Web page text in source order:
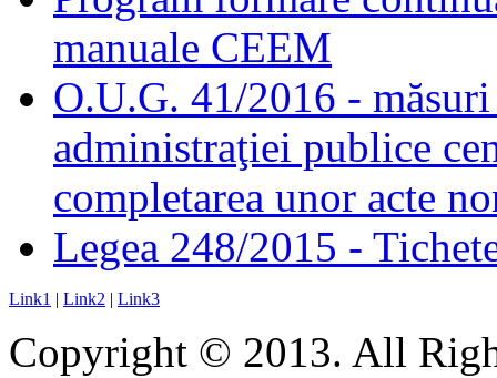
manuale CEEM
O.U.G. 41/2016 -
administraţiei publice
completarea unor acte
Legea 248/2015 -
Link1 | Link2 | Link3
Copyright © 2013. All